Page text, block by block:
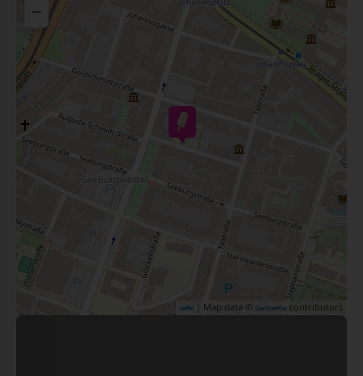
−
Leaflet | Map data © OpenStreetMap contributors